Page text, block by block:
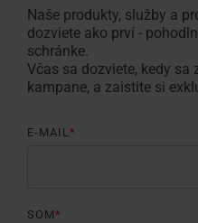
Naše produkty, služby a
dozviete ako prví -
schránke.
Včas sa dozviete, kedy
kampane, a zaistite si
E-MAIL *
SOM*